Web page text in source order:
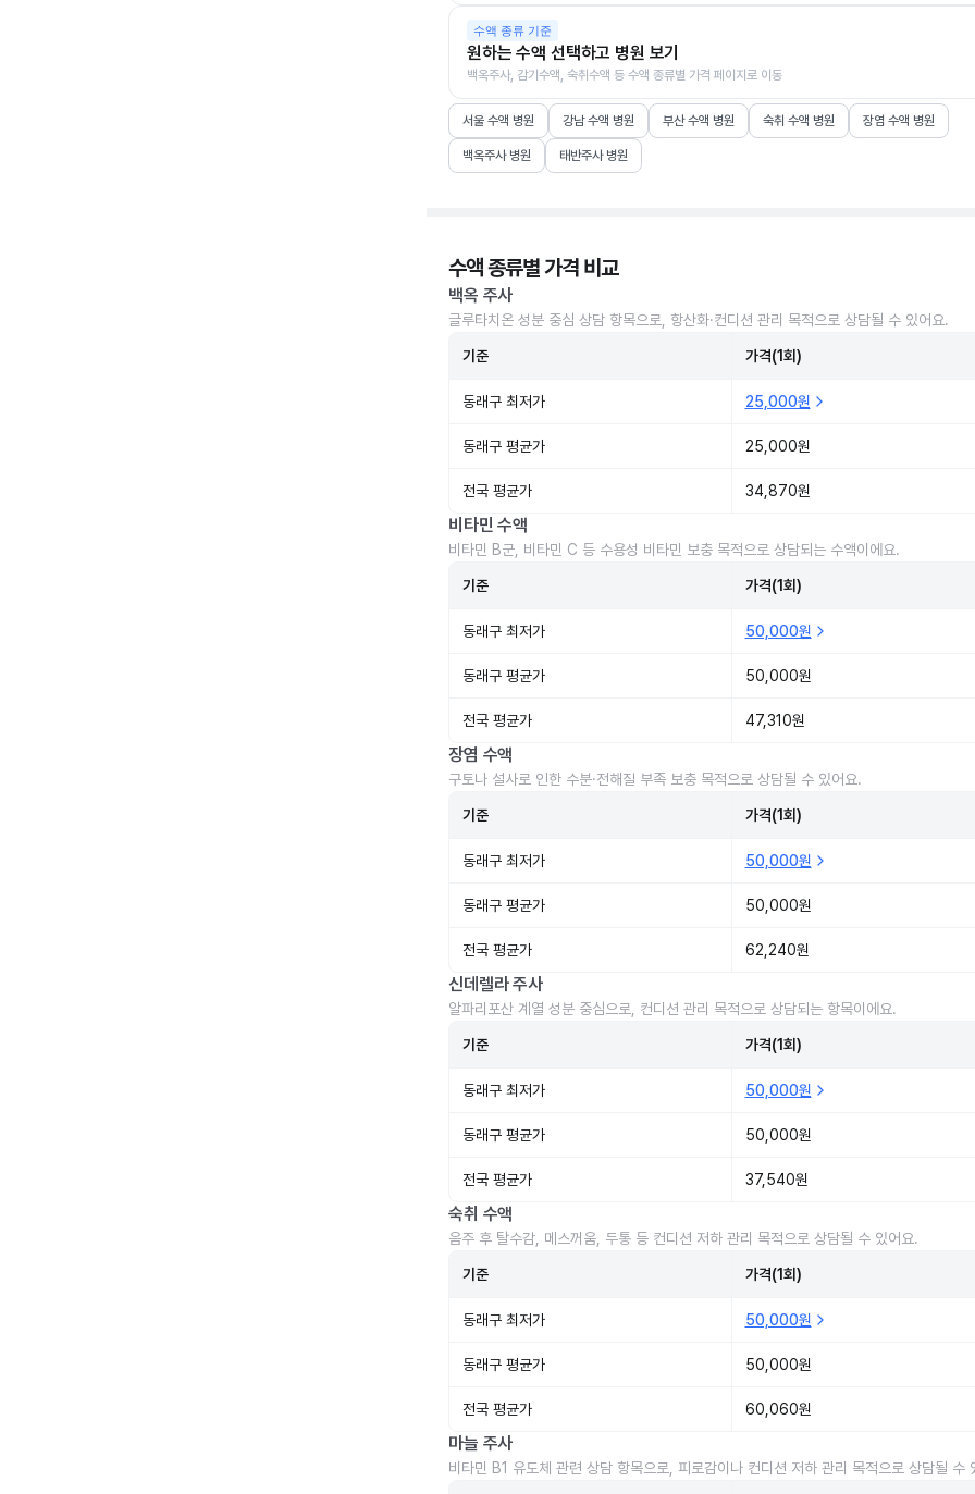
수액 종류 기준
원하는 수액 선택하고 병원 보기
백옥주사, 감기수액, 숙취수액 등 수액 종류별 가격 페이지로 이동
서울 수액 병원 강남 수액 병원 부산 수액 병원 숙취 수액 병원 장염 수액 병원
백옥주사 병원 태반주사 병원
수액 종류별 가격 비교
백옥 주사
글루타치온 성분 중심 상담 항목으로, 항산화·컨디션 관리 목적으로 상담될 수 있어요.
기준 가격(1회)
동래구 최저가 25,000원
동래구 평균가 25,000원
전국 평균가 34,870원
비타민 수액
비타민 B군, 비타민 C 등 수용성 비타민 보충 목적으로 상담되는 수액이에요.
기준 가격(1회)
동래구 최저가 50,000원
동래구 평균가 50,000원
전국 평균가 47,310원
장염 수액
구토나 설사로 인한 수분·전해질 부족 보충 목적으로 상담될 수 있어요.
기준 가격(1회)
동래구 최저가 50,000원
동래구 평균가 50,000원
전국 평균가 62,240원
신데렐라 주사
알파리포산 계열 성분 중심으로, 컨디션 관리 목적으로 상담되는 항목이에요.
기준 가격(1회)
동래구 최저가 50,000원
동래구 평균가 50,000원
전국 평균가 37,540원
숙취 수액
음주 후 탈수감, 메스꺼움, 두통 등 컨디션 저하 관리 목적으로 상담될 수 있어요.
기준 가격(1회)
동래구 최저가 50,000원
동래구 평균가 50,000원
전국 평균가 60,060원
마늘 주사
비타민 B1 유도체 관련 상담 항목으로, 피로감이나 컨디션 저하 관리 목적으로 상담될 수